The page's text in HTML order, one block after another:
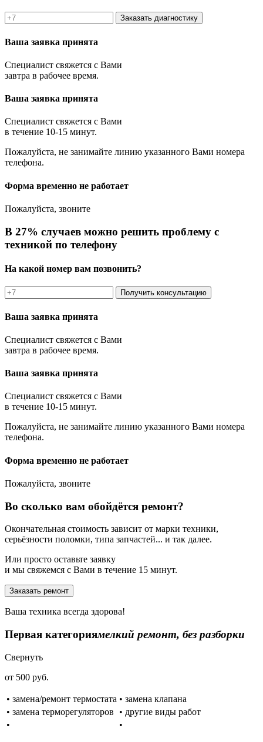
Заказать диагностику
Ваша заявка принята
Специалист свяжется с Вами
завтра в рабочее время.
Ваша заявка принята
Специалист свяжется с Вами
в течение 10-15 минут.
Пожалуйста, не занимайте линию указанного Вами номера
телефона.
Форма временно не работает
Пожалуйста, звоните
В 27% случаев можно решить проблему с
техникой по телефону
На какой номер вам позвонить?
Получить консультацию
Ваша заявка принята
Специалист свяжется с Вами
завтра в рабочее время.
Ваша заявка принята
Специалист свяжется с Вами
в течение 10-15 минут.
Пожалуйста, не занимайте линию указанного Вами номера
телефона.
Форма временно не работает
Пожалуйста, звоните
Во сколько вам обойдётся ремонт?
Окончательная стоимость зависит от марки техники,
серьёзности поломки, типа запчастей... и так далее.
Или просто оставьте заявку
и мы свяжемся с Вами в течение 15 минут.
Заказать ремонт
Ваша техника всегда здорова!
Первая категориямелкий ремонт, без разборки
Свернуть
от 500 руб.
• замена/ремонт термостата • замена клапана
• замена терморегуляторов
• другие виды работ
•
•